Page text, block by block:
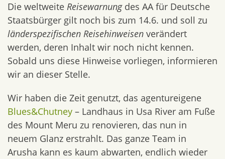
Die weltweite Reisewarnungdes AA für Deutsche
Staatsbürger gilt noch bis zum 14.6. und soll zu
länderspezifischen Reisehinweisen verändert
werden, deren Inhalt wir noch nicht kennen.
Sobald uns diese Hinweise vorliegen, informieren
wir an dieser Stelle.
Wir haben die Zeit genutzt, das agentureigene
Blues&Chutney – Landhaus in Usa River am Fuße
des Mount Meru zu renovieren, das nun in
neuem Glanz erstrahlt. Das ganze Team in
Arusha kann es kaum abwarten, endlich wieder